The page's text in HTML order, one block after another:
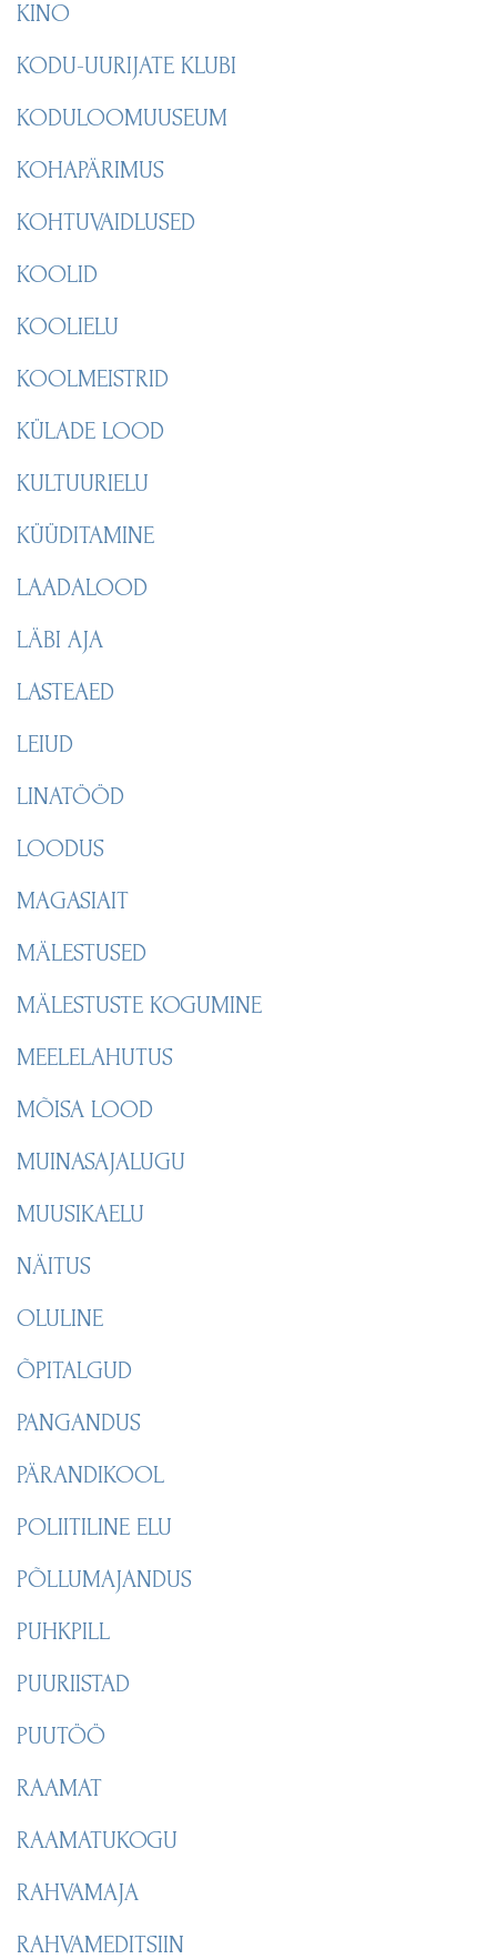
KINO
KODU-UURIJATE KLUBI
KODULOOMUUSEUM
KOHAPÄRIMUS
KOHTUVAIDLUSED
KOOLID
KOOLIELU
KOOLMEISTRID
KÜLADE LOOD
KULTUURIELU
KÜÜDITAMINE
LAADALOOD
LÄBI AJA
LASTEAED
LEIUD
LINATÖÖD
LOODUS
MAGASIAIT
MÄLESTUSED
MÄLESTUSTE KOGUMINE
MEELELAHUTUS
MÕISA LOOD
MUINASAJALUGU
MUUSIKAELU
NÄITUS
OLULINE
ÕPITALGUD
PANGANDUS
PÄRANDIKOOL
POLIITILINE ELU
PÕLLUMAJANDUS
PUHKPILL
PUURIISTAD
PUUTÖÖ
RAAMAT
RAAMATUKOGU
RAHVAMAJA
RAHVAMEDITSIIN